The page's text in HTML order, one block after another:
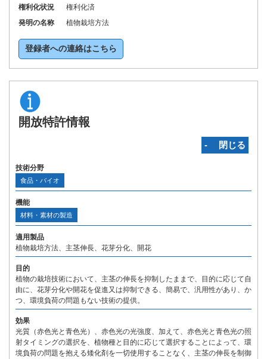
権利化状況
権利化済
発明の名称
植物栽培方法
登録者への連絡はこちら
開放特許情報
‐ 閉じる
技術分野
食品・バイオ
機能
材料・素材の製造
適用製品
植物栽培方法、主茎伸長、花芽分化、開花
目的
植物の栽培技術において、主茎の伸長を抑制したままで、目的に応じて自
由に、花芽分化や開花を促進又は抑制できる、簡易で、汎用性があり、か
つ、環境負荷の問題もない技術の提供。
効果
光質（赤色光と青色光）、赤色光の光強度、加えて、赤色光と青色光の照
射タイミングの選択を、植物種と目的に応じて選択することによって、環
境負荷の問題を抱える矮化剤を一切使用することなく、主茎の伸長を制御